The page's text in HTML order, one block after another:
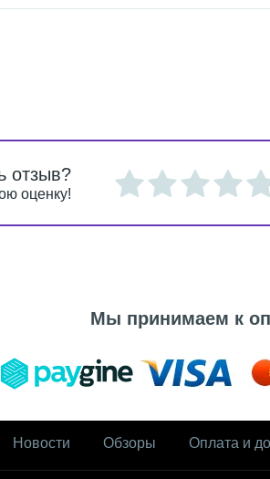
отзыв?
оценку!
Мы принимаем к
Новости Обзоры Оплата и